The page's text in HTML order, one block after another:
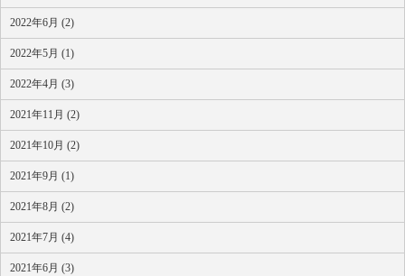
2022年6月 (2)
2022年5月 (1)
2022年4月 (3)
2021年11月 (2)
2021年10月 (2)
2021年9月 (1)
2021年8月 (2)
2021年7月 (4)
2021年6月 (3)